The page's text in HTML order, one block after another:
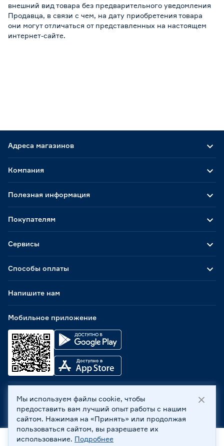
внешний вид товара без предварительного уведомления
Продавца, в связи с чем, на дату приобретения товара
они могут отличаться от представленных на настоящем
интернет-сайте.
Адреса магазинов
Способы оплаты
Мобильное приложение
Компания
Полезная информация
Покупателям
Сервисы
Напишите нам
ООО «Бауцентр Рус» 2004 -2026, 236029, г. Калининград,
ул. А.Невского, 205. ИНН 7702596813, КПП 390601001 ©
Все права защищены
Политика обработки персональных данных
Правовая информация
Мы используем файлы cookie, чтобы
предоставить вам лучший опыт работы с нашим
сайтом. Нажимая на «Принять» или продолжая
пользоваться сайтом, вы разрешаете их
использование. Подробнее